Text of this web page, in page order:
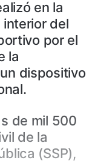
en la
del
por el
la
dispositivo
de mil 500
de la
(SSP),